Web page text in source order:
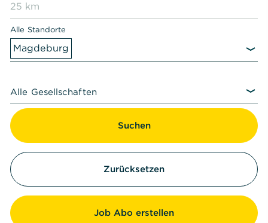
25 km
Alle Standorte
Magdeburg
Alle Gesellschaften
Suchen
Zurücksetzen
Job Abo erstellen